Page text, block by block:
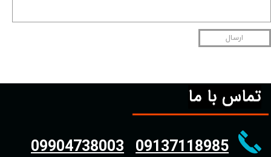
ارسال
تماس با ما
09904738003 09137118985